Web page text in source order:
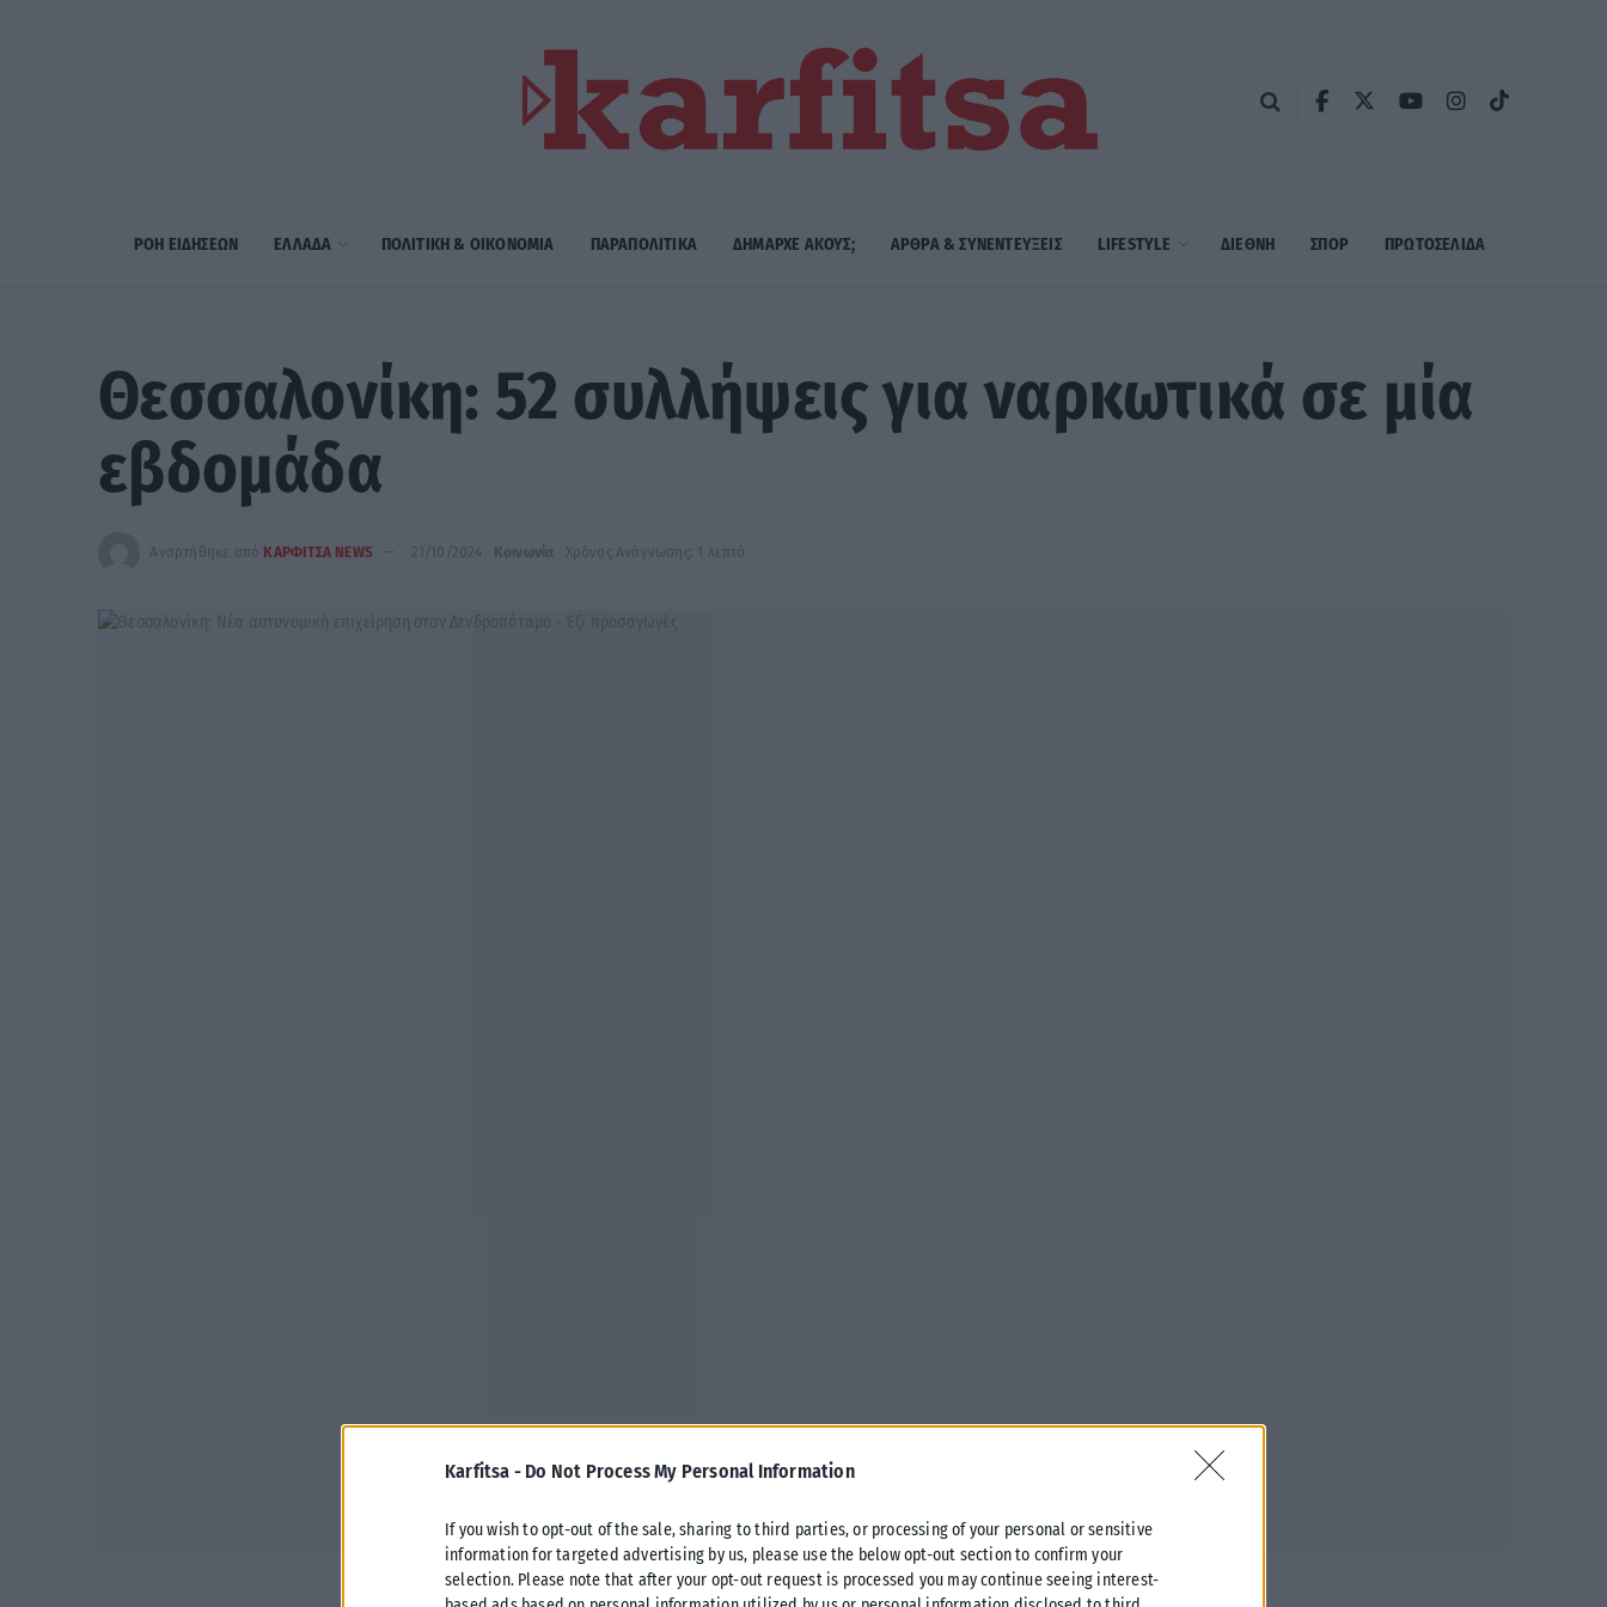
Karfitsa - Do Not Process My Personal Information
If you wish to opt-out of the sale, sharing to third parties, or processing of your personal or sensitive
information for targeted advertising by us, please use the below opt-out section to confirm your
selection. Please note that after your opt-out request is processed you may continue seeing interest-
ΡΟΗ ΕΙΔΗΣΕΩΝ ΕΛΛΑΔΑ ΠΟΛΙΤΙΚΗ & ΟΙΚΟΝΟΜΙΑ ΠΑΡΑΠΟΛΙΤΙΚΑ ΔΗΜΑΡΧE ΑΚΟΥΣ; ΑΡΘΡΑ & ΣΥΝΕΝΤΕΥΞΕΙΣ LIFESTYLE ΔΙΕΘΝΗ ΣΠΟΡ ΠΡΩΤΟΣΈΛΙΔΑ
Θεσσαλονίκη: 52 συλλήψεις για ναρκωτικά σε μία
εβδομάδα
Αναρτήθηκε από ΚΑΡΦΙΤΣΑ NEWS 21/10/2024 Κοινωνία Χρόνος Ανάγνωσης: 1 λεπτό